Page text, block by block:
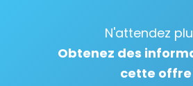
N'attendez
Obtenez des
cette offre